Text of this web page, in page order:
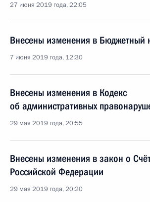
27 июня 2019 года, 22:05
Внесены изменения в Бюджетный
7 июня 2019 года, 12:30
Внесены изменения в Кодекс
об административных
29 мая 2019 года, 20:55
Внесены изменения в закон о
Российской Федерации
29 мая 2019 года, 20:20